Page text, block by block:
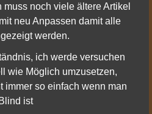
VIP
von
16. Juni 2022
noch viele ältere Artikel
neu Anpassen damit alle
werden.
ich werde versuchen
wie Möglich umzusetzen,
immer so einfach wenn man
Blind ist